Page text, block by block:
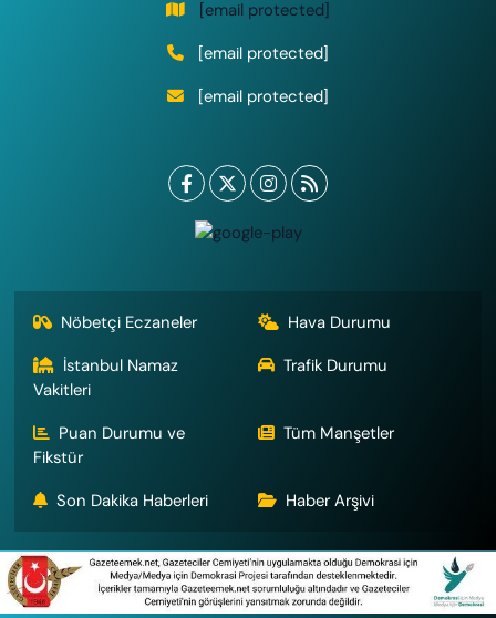
[email protected]
[email protected]
[email protected]
Nöbetçi Eczaneler
Hava Durumu
İstanbul Namaz
Vakitleri
Trafik Durumu
Puan Durumu ve
Fikstür
Tüm Manşetler
Son Dakika Haberleri Haber Arşivi